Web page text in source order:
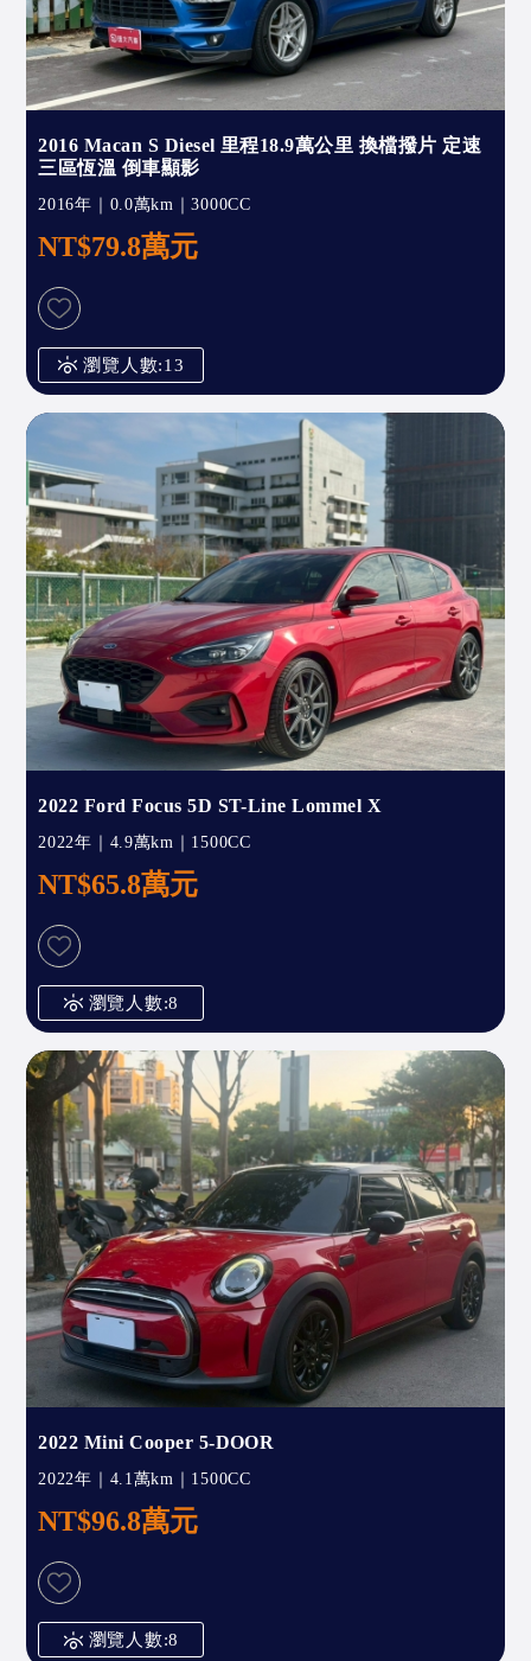
2016 Macan S Diesel 里程18.9萬公里 換檔撥片 定速
三區恆溫 倒車顯影
2016年｜0.0萬km｜3000CC
NT$79.8萬元
瀏覽人數:13
2022 Ford Focus 5D ST-Line Lommel X
2022年｜4.9萬km｜1500CC
NT$65.8萬元
瀏覽人數:8
2022 Mini Cooper 5-DOOR
2022年｜4.1萬km｜1500CC
NT$96.8萬元
瀏覽人數:8